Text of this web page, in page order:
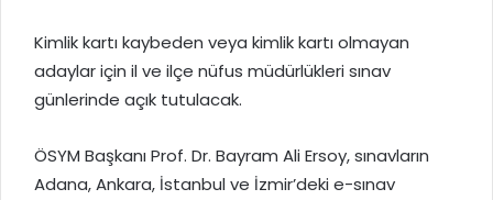
Kimlik kartı kaybeden veya kimlik kartı olmayan
adaylar için il ve ilçe nüfus müdürlükleri sınav
günlerinde açık tutulacak.
ÖSYM Başkanı Prof. Dr. Bayram Ali Ersoy, sınavların
Adana, Ankara, İstanbul ve İzmir’deki e-sınav